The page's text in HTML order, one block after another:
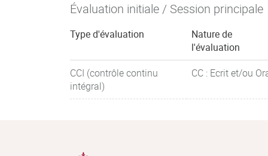
Évaluation initiale / Session principale
Type d'évaluation
Nature de
l'évaluation
CCI (contrôle continu
intégral)
CC : Ecrit et/ou